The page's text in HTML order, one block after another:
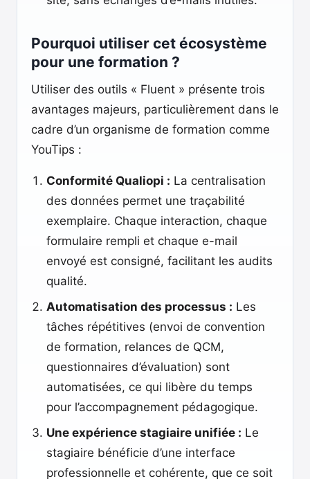
Pourquoi utiliser cet écosystème
pour une formation ?
Utiliser des outils « Fluent » présente trois
avantages majeurs, particulièrement dans le
cadre d’un organisme de formation comme
YouTips :
Conformité Qualiopi : La centralisation
des données permet une traçabilité
exemplaire. Chaque interaction, chaque
formulaire rempli et chaque e-mail
envoyé est consigné, facilitant les audits
qualité.
Automatisation des processus : Les
tâches répétitives (envoi de convention
de formation, relances de QCM,
questionnaires d’évaluation) sont
automatisées, ce qui libère du temps
pour l’accompagnement pédagogique.
Une expérience stagiaire unifiée : Le
stagiaire bénéficie d’une interface
professionnelle et cohérente, que ce soit